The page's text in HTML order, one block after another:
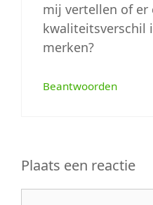
mij vertellen of er
kwaliteitsverschil
merken?
Beantwoorden
Plaats een reactie